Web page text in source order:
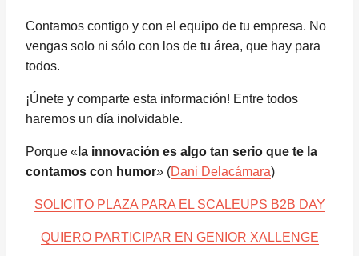
Contamos contigo y con el equipo de tu empresa. No
vengas solo ni sólo con los de tu área, que hay para
todos.
¡Únete y comparte esta información! Entre todos
haremos un día inolvidable.
Porque « la innovación es algo tan serio que te la
contamos con humor» (Dani Delacámara)
SOLICITO PLAZA PARA EL SCALEUPS B2B DAY
QUIERO PARTICIPAR EN GENIOR XALLENGE